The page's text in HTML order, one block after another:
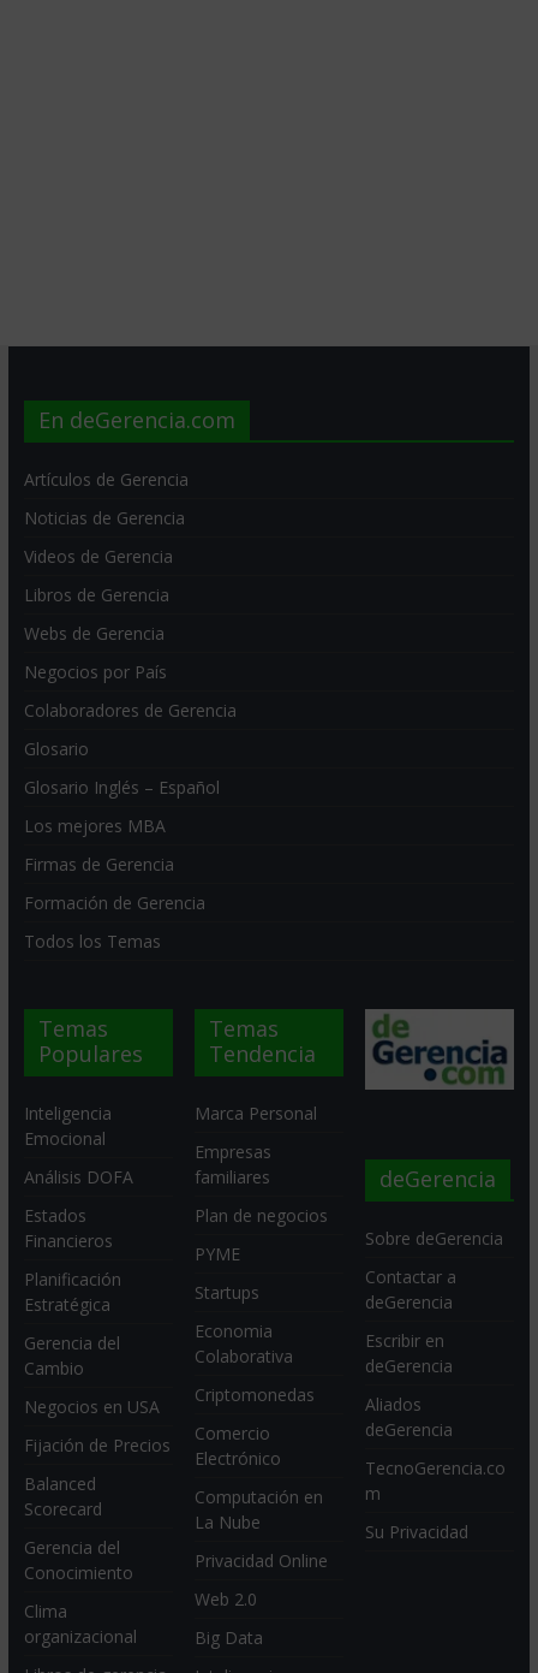
En deGerencia.com
Artículos de Gerencia
Noticias de Gerencia
Videos de Gerencia
Libros de Gerencia
Webs de Gerencia
Negocios por País
Colaboradores de Gerencia
Glosario
Glosario Inglés – Español
Los mejores MBA
Firmas de Gerencia
Formación de Gerencia
Todos los Temas
Temas
Populares
Inteligencia
Emocional
Análisis DOFA
Estados
Financieros
Planificación
Estratégica
Gerencia del
Cambio
Negocios en USA
Fijación de Precios
Balanced
Scorecard
Gerencia del
Conocimiento
Clima
organizacional
Temas
Tendencia
Marca Personal
Empresas
familiares
Plan de negocios
PYME
Startups
Economia
Colaborativa
Criptomonedas
Comercio
Electrónico
Computación en
La Nube
Privacidad Online
Web 2.0
Big Data
deGerencia
Sobre deGerencia
Contactar a
deGerencia
Escribir en
deGerencia
Aliados
deGerencia
TecnoGerencia.co
m
Su Privacidad